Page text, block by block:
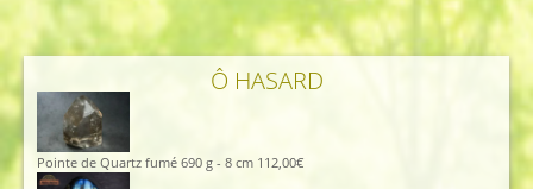
Ô HASARD
Pointe de Quartz fumé 690 g - 8 cm 112,00€